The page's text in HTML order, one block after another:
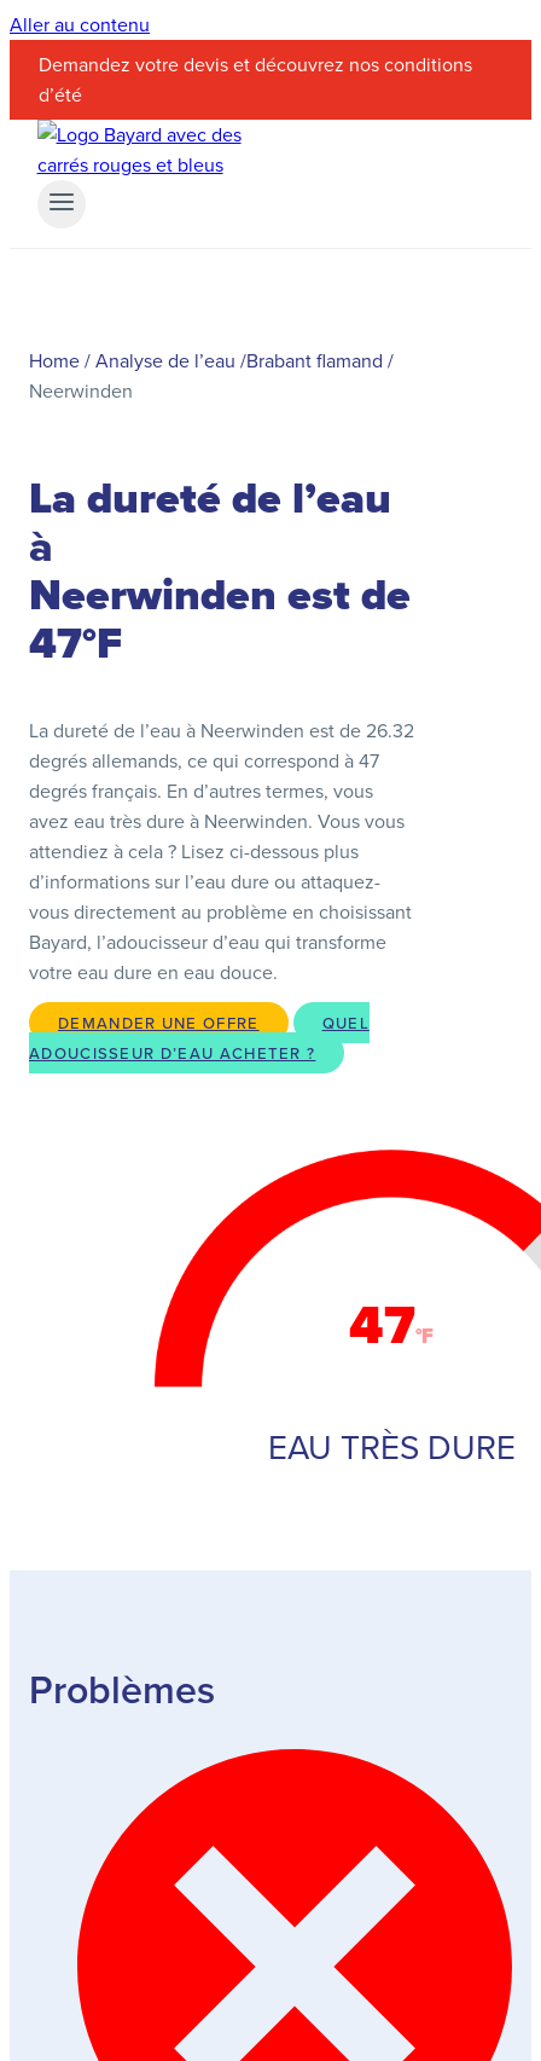
Aller au contenu
Demandez votre devis et découvrez nos conditions
d’été
Home/Analyse de l’eau /Brabant flamand /
Neerwinden
La dureté de l’eau
à
Neerwinden est de
47°F
La dureté de l’eau à Neerwinden est de 26.32
degrés allemands, ce qui correspond à 47
degrés français. En d’autres termes, vous
avez eau très dure à Neerwinden. Vous vous
attendiez à cela ? Lisez ci-dessous plus
d’informations sur l’eau dure ou attaquez-
vous directement au problème en choisissant
Bayard, l’adoucisseur d’eau qui transforme
votre eau dure en eau douce.
DEMANDER UNE OFFRE
QUEL
ADOUCISSEUR D’EAU ACHETER ?
47°F
EAU TRÈS DURE
Problèmes